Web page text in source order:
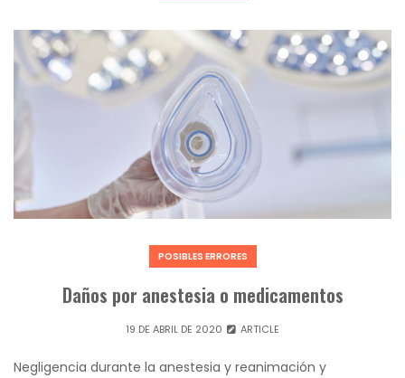
POSIBLES ERRORES
Daños por anestesia o medicamentos
19 DE ABRIL DE 2020 ARTICLE
Negligencia durante la anestesia y reanimación y